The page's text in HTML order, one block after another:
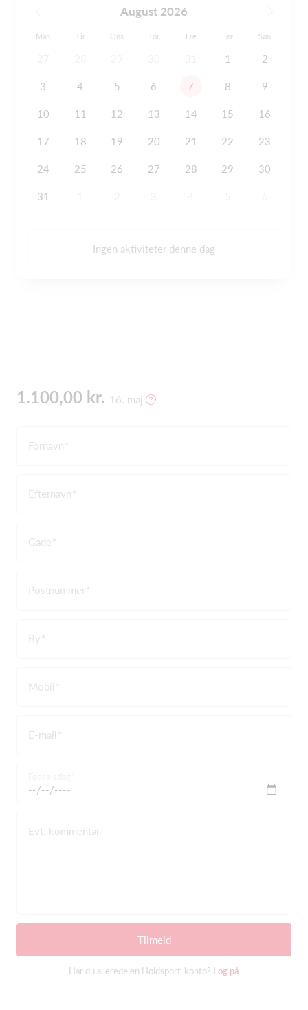
August 2026
Man Tir Ons Tor Fre Lør Søn
1 2
3 4 5 6 7 8 9
10 11 12 13 14 15 16
17 18 19 20 21 22 23
24 25 26 27 28 29 30
31
Ingen aktiviteter denne dag
1.100,00 kr. 16. maj
Fornavn
Efternavn
Gade
Postnummer
By
Mobil
E-mail
Evt. kommentar
Tilmeld
Har du allerede en Holdsport-konto? Log på